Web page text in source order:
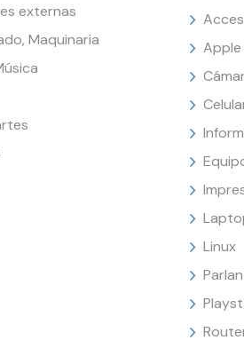
externas
Maquinaria
Linux